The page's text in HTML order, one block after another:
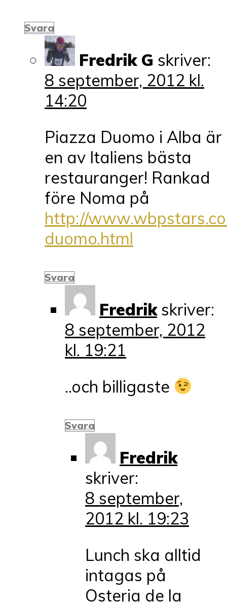
Svara
Fredrik G skriver:
8 september, 2012 kl.
14:20
Piazza Duomo i Alba är
en av Italiens bästa
restauranger! Rankad
före Noma på
http://
duomo.html
Svara
Fredrik skriver:
8 september, 2012
kl. 19:21
..och billigaste
Svara
Fredrik
skriver:
8 september,
2012 kl. 19:23
Lunch ska alltid
intagas på
Osteria de la